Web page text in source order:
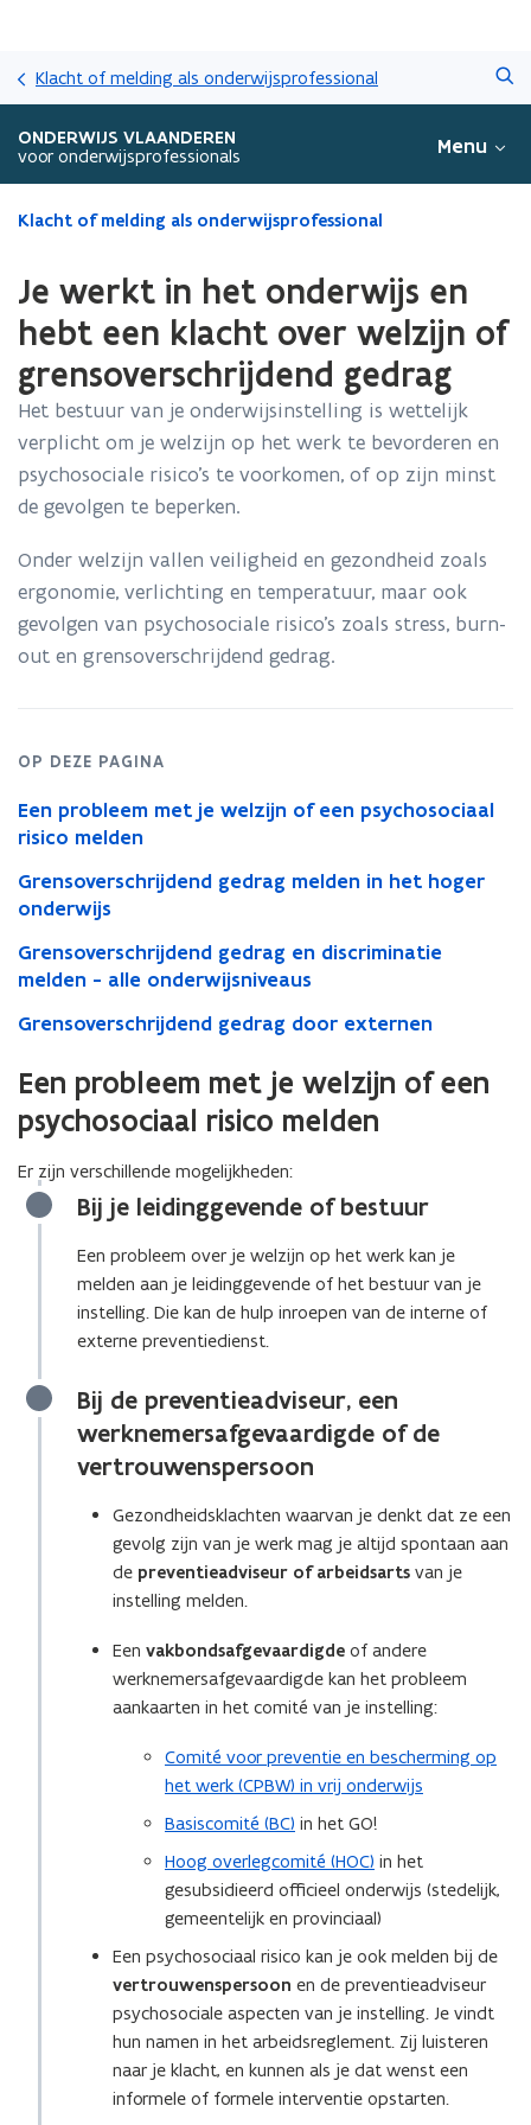
naar
Klacht of melding als onderwijsprofessional
ONDERWIJS VLAANDEREN
voor onderwijsprofessionals Menu
Gedaan
bevindt
zich
op:
werkt
het
onderwijs
een
klacht
over
welzijn
Klacht of melding als onderwijsprofessional
Je werkt in het onderwijs en
hebt een klacht over welzijn of
grensoverschrijdend gedrag
Het bestuur van je onderwijsinstelling is wettelijk
verplicht om je welzijn op het werk te bevorderen en
psychosociale risico’s te voorkomen, of op zijn minst
de gevolgen te beperken.
Onder welzijn vallen veiligheid en gezondheid zoals
ergonomie, verlichting en temperatuur, maar ook
gevolgen van psychosociale risico’s zoals stress, burn-
out en grensoverschrijdend gedrag.
OP DEZE PAGINA
Een probleem met je welzijn of een psychosociaal
risico melden
Grensoverschrijdend gedrag melden in het hoger
onderwijs
Grensoverschrijdend gedrag en discriminatie
melden - alle onderwijsniveaus
Grensoverschrijdend gedrag door externen
Een probleem met je welzijn of een
psychosociaal risico melden
Er zijn verschillende mogelijkheden:
Bij je leidinggevende of bestuur
Een probleem over je welzijn op het werk kan je
melden aan je leidinggevende of het bestuur van je
instelling. Die kan de hulp inroepen van de interne of
externe preventiedienst.
Bij de preventieadviseur, een
werknemersafgevaardigde of de
vertrouwenspersoon
Gezondheidsklachten waarvan je denkt dat ze een
gevolg zijn van je werk mag je altijd spontaan aan
de preventieadviseur of arbeidsarts van je
instelling melden.
Een vakbondsafgevaardigde of andere
werknemersafgevaardigde kan het probleem
aankaarten in het comité van je instelling:
Comité voor preventie en bescherming op
het werk (CPBW) in vrij onderwijs
Basiscomité (BC) in het GO!
Hoog overlegcomité (HOC) in het
gesubsidieerd officieel onderwijs (stedelijk,
gemeentelijk en provinciaal)
Een psychosociaal risico kan je ook melden bij de
vertrouwenspersoon en de preventieadviseur
psychosociale aspecten van je instelling. Je vindt
hun namen in het arbeidsreglement. Zij luisteren
naar je klacht, en kunnen als je dat wenst een
informele of formele interventie opstarten.